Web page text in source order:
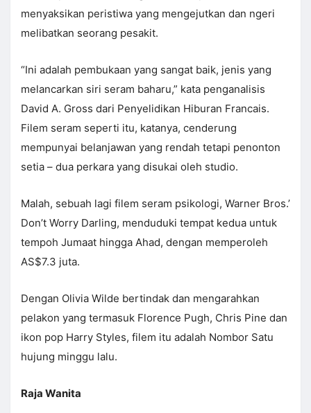
menyaksikan peristiwa yang mengejutkan dan ngeri
melibatkan seorang pesakit.
“Ini adalah pembukaan yang sangat baik, jenis yang
melancarkan siri seram baharu,” kata penganalisis
David A. Gross dari Penyelidikan Hiburan Francais.
Filem seram seperti itu, katanya, cenderung
mempunyai belanjawan yang rendah tetapi penonton
setia – dua perkara yang disukai oleh studio.
Malah, sebuah lagi filem seram psikologi, Warner Bros.’
Don’t Worry Darling, menduduki tempat kedua untuk
tempoh Jumaat hingga Ahad, dengan memperoleh
AS$7.3 juta.
Dengan Olivia Wilde bertindak dan mengarahkan
pelakon yang termasuk Florence Pugh, Chris Pine dan
ikon pop Harry Styles, filem itu adalah Nombor Satu
hujung minggu lalu.
Raja Wanita